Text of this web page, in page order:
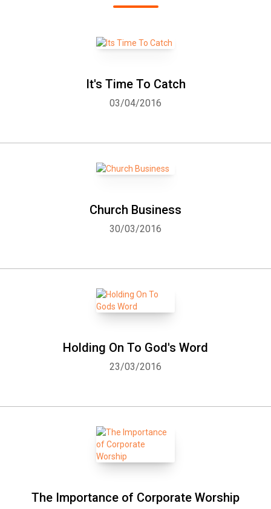
It's Time To Catch
03/04/2016
Church Business
30/03/2016
Holding On To God's Word
23/03/2016
The Importance of Corporate Worship